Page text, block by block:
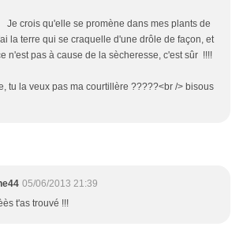
qu'elle se promène dans mes plants de
la terre qui se craquelle d'une drôle de façon, et
n'est pas à cause de la sècheresse, c'est sûr !!!!
tu la veux pas ma courtillère ?????<br /> bisous
05/06/2013 21:39
t'as trouvé !!!